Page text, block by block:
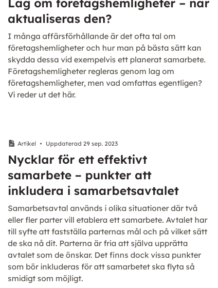
Lag om företagshemligheter – när
aktualiseras den?
I många affärsförhållande är det ofta tal om
företagshemligheter och hur man på bästa sätt kan
skydda dessa vid exempelvis ett planerat samarbete.
Företagshemligheter regleras genom lag om
företagshemligheter, men vad omfattas egentligen?
Vi reder ut det här.
Artikel • Uppdaterad 29 sep. 2023
Nycklar för ett effektivt
samarbete – punkter att
inkludera i samarbetsavtalet
Samarbetsavtal används i olika situationer där två
eller fler parter vill etablera ett samarbete. Avtalet har
till syfte att fastställa parternas mål och på vilket sätt
de ska nå dit. Parterna är fria att själva upprätta
avtalet som de önskar. Det finns dock vissa punkter
som bör inkluderas för att samarbetet ska flyta så
smidigt som möjligt.